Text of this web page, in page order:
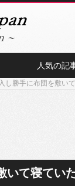
人気の記
し勝手に布団を敷い
いて寝てい